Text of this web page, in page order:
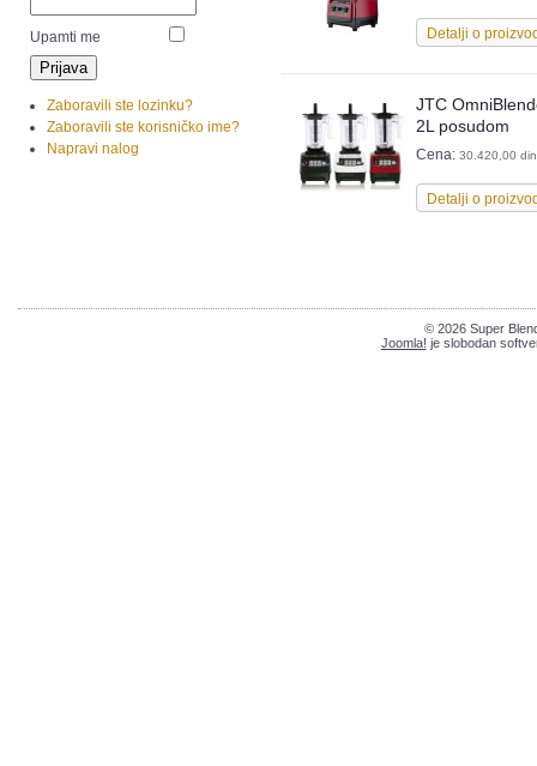
Upamti me
Zaboravili ste lozinku?
Zaboravili ste korisničko ime?
Napravi nalog
Detalji o
JTC
2L posudom
Cena: 30.420,00 din
Detalji o
© 2026 Super
Joomla! je slobodan